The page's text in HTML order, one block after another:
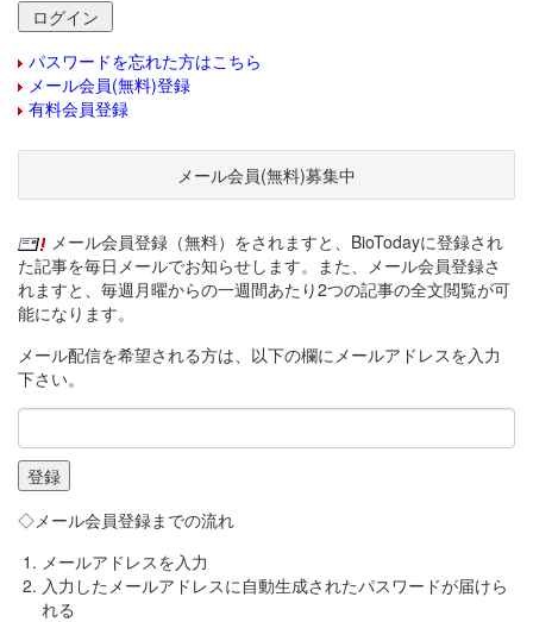
パスワードを忘れた方はこちら
メール会員(無料)登録
有料会員登録
メール会員(無料)募集中
メール会員登録（無料）をされますと、BioTodayに登録され
た記事を毎日メールでお知らせします。また、メール会員登録さ
れますと、毎週月曜からの一週間あたり2つの記事の全文閲覧が可
能になります。
メール配信を希望される方は、以下の欄にメールアドレスを入力
下さい。
◇メール会員登録までの流れ
メールアドレスを入力
入力したメールアドレスに自動生成されたパスワードが届けら
れる